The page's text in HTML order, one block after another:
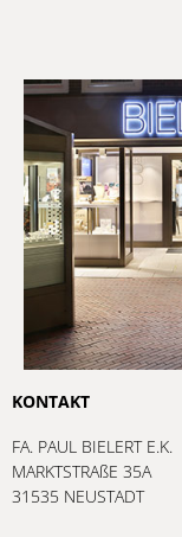
KONTAKT
FA. PAUL BIELERT E.K.
MARKTSTRAßE 35A
31535 NEUSTADT